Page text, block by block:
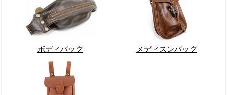
ボディバッグ メディスンバッグ